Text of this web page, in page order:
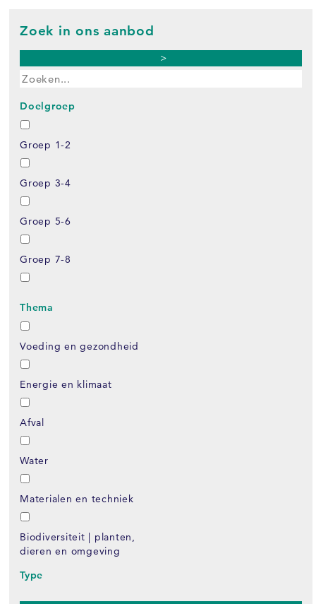
Zoek in ons aanbod
>
Doelgroep
Groep 1-2
Groep 3-4
Groep 5-6
Groep 7-8
Thema
Voeding en gezondheid
Energie en klimaat
Afval
Water
Materialen en techniek
Biodiversiteit | planten,
dieren en omgeving
Type